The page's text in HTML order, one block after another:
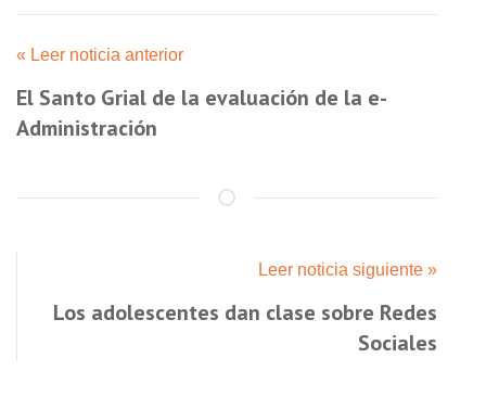
« Leer noticia anterior
El Santo Grial de la evaluación de la e-
Administración
Leer noticia siguiente »
Los adolescentes dan clase sobre Redes
Sociales